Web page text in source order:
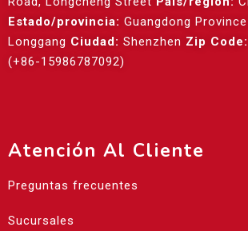
Estado/provincia: Guangdong Province
Longgang Ciudad: Shenzhen Zip Code:
(+86-15986787092)
Atención Al Cliente
Preguntas frecuentes
Sucursales